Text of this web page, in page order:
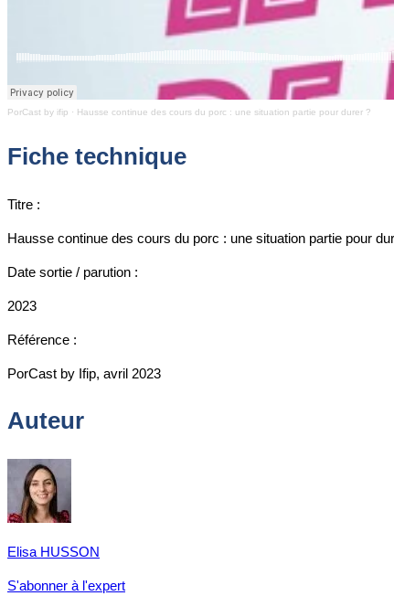
PorCast by ifip · Hausse continue des cours du porc : une situation partie pour durer ?
Fiche technique
Titre :
Hausse continue des cours du porc : une situation partie pour
Date sortie / parution :
2023
Référence :
PorCast by Ifip, avril 2023
Auteur
Elisa HUSSON
S'abonner à l'expert